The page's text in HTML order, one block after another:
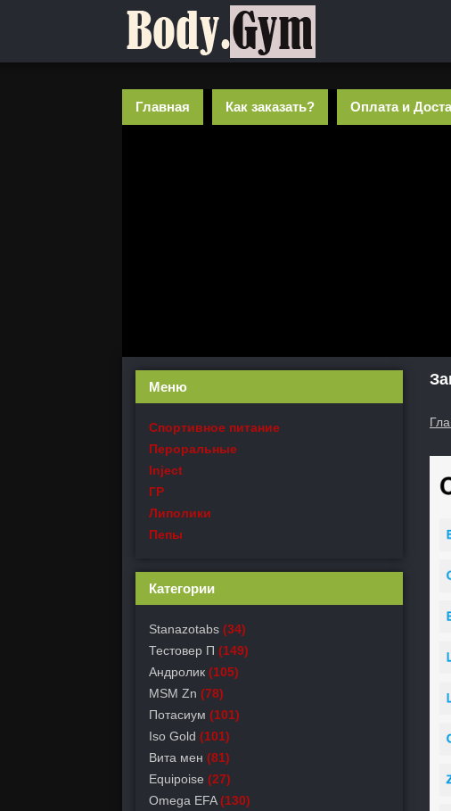
Главная Как заказать? Оплата и
Меню
Спортивное питание
Пероральные
Inject
ГР
Липолики
Пепы
Категории
Stanazotabs (34)
Тестовер П (149)
Андролик (105)
MSM Zn (78)
Потасиум (101)
Iso Gold (101)
Вита мен (81)
Equipoise (27)
Omega EFA (130)